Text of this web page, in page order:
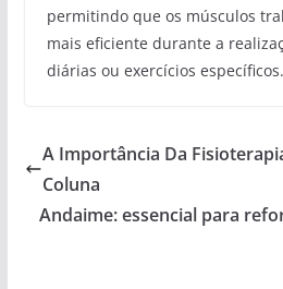
permitindo que os músculos
mais eficiente durante a
diárias ou exercícios específicos.
A Importância Da
Coluna
Andaime: essencial para